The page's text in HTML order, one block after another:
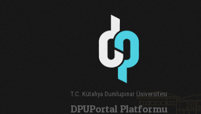
T.C. Kütahya Dumlupınar Üniversitesi
DPUPortal Platformu